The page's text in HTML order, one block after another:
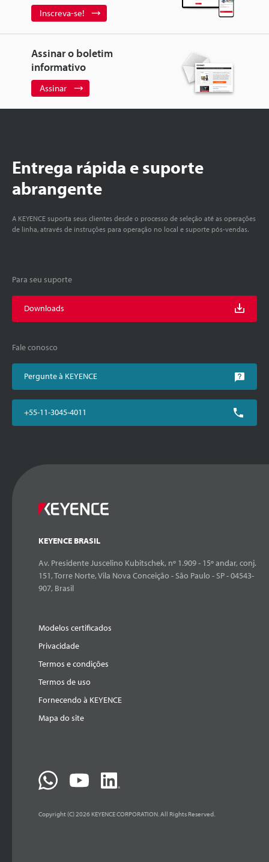
Inscreva-se!
Assinar o boletim
informativo
Assinar
Entrega rápida e suporte
abrangente
A KEYENCE suporta seus clientes desde o processo de seleção até as operações
de linha, através de instruções para operação no local e suporte pós-vendas.
Para seu suporte
Downloads
Fale conosco
Pergunte à KEYENCE
+55-11-3045-4011
KEYENCE BRASIL
Av. Presidente Juscelino Kubitschek, nº 1.909 - 15º andar, conj.
151, Torre Norte, Vila Nova Conceição - São Paulo - SP - 04543-
907, Brasil
Modelos certificados
Privacidade
Termos e condições
Termos de uso
Fornecendo à KEYENCE
Mapa do site
Copyright (C) 2026 KEYENCE CORPORATION. All Rights Reserved.